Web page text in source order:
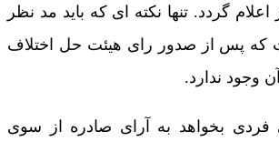
۱۵ روز اعلام گردد. تنها نکته ای که باید مد نظر
که پس از صدور رای هیئت حل اختلاف
وجود ندارد.
فردی بخواهد به آرای صادره از سوی